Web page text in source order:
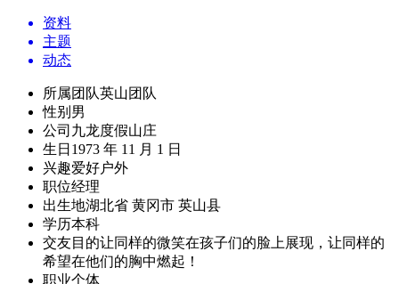
资料
主题
动态
所属团队英山团队
性别 男
公司 九龙度假山庄
生日 1973 年 11 月 1 日
兴趣爱好户外
职位经理
出生地湖北省 黄冈市 英山县
学历本科
交友目的让同样的微笑在孩子们的脸上展现，让同样的
希望在他们的胸中燃起！
职业个体